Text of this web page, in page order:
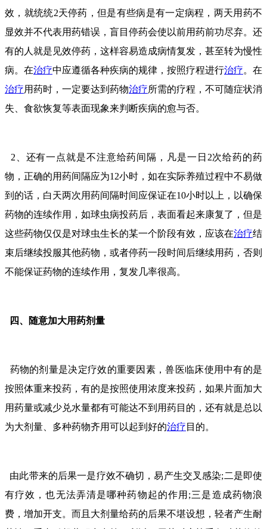
效，就统统2天停药，但是有些病是有一定病程，两天用药不
显效并不代表用药错误，盲目停药会使以前用药前功尽弃。还
有的人就是见效停药，这样容易造成病情复发，甚至转为慢性
病。在治疗中应遵循各种疾病的规律，按照疗程进行治疗。在
治疗用药时，一定要达到药物治疗所需的疗程，不可随症状消
失、食欲恢复等表面现象来判断疾病的愈与否。
2、还有一点就是不注意给药间隔，凡是一日2次给药的药
物，正确的用药间隔应为12小时，如在实际养殖过程中不易做
到的话，白天两次用药间隔时间应保证在10小时以上，以确保
药物的连续作用，如球虫病投药后，表面看起来康复了，但是
这些药物仅仅是对球虫生长的某一个阶段有效，应该在治疗结
束后继续投服其他药物，或者停药一段时间后继续用药，否则
不能保证药物的连续作用，复发几率很高。
四、随意加大用药剂量
药物的剂量是决定疗效的重要因素，兽医临床使用中有的是
按照体重来投药，有的是按照使用浓度来投药，如果片面加大
用药量或减少兑水量都有可能达不到用药目的，还有就是总以
为大剂量、多种药物齐用可以起到好的治疗 目的。
由此带来的后果一是疗效不确切，易产生交叉感染;二是即使
有疗效，也无法弄清是哪种药物起的作用;三是造成药物浪
费，增加开支。而且大剂量给药的后果不堪设想，轻者产生耐